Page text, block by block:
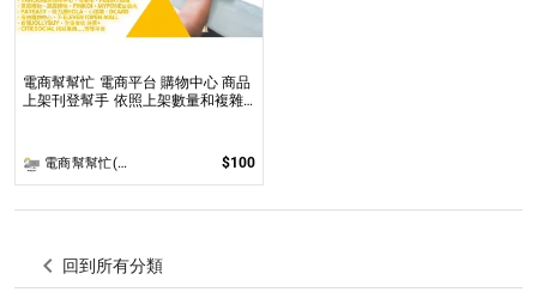
電商幫幫忙 電商平台 購物中心 商品
上架刊登幫手 依照上架數量和複雜
電商幫幫忙(電商平台代營運/電商上架/運營策略/網路行銷) $100
回到所有分類